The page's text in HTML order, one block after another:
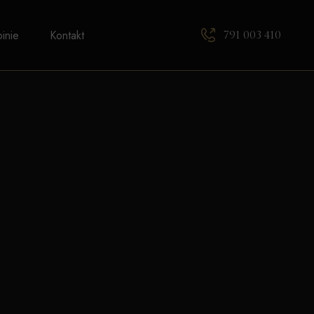
Kontakt 791 003 410